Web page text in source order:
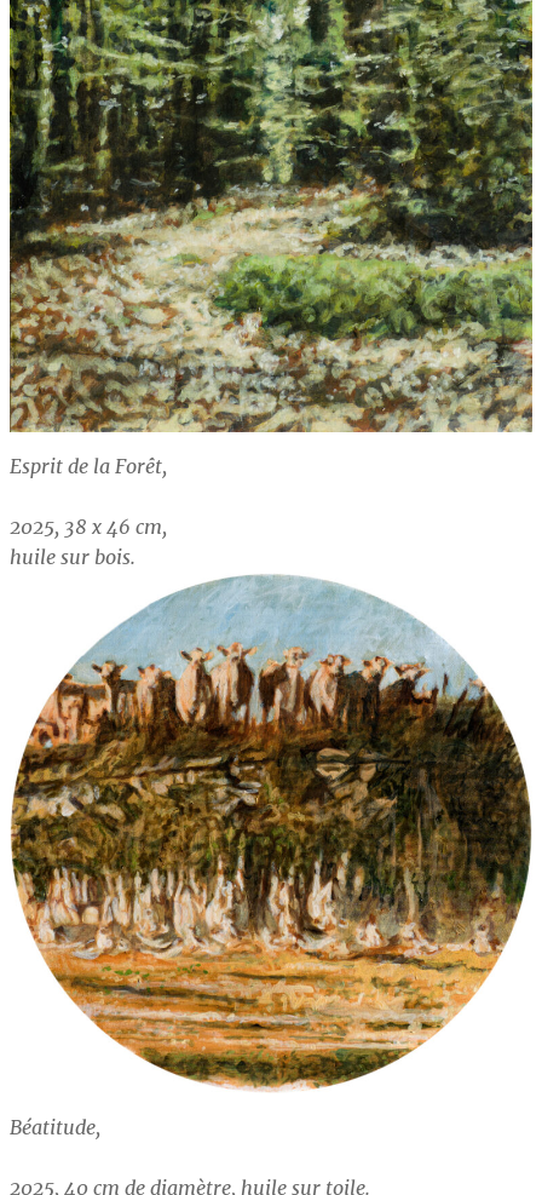
Esprit de la Forêt,
2025, 38 x 46 cm,
huile sur bois.
Béatitude,
2025, 40 cm de diamètre, huile sur toile.